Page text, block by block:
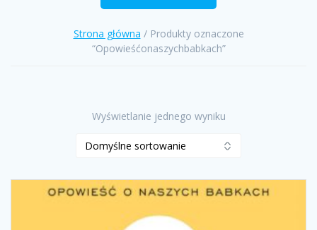
Strona główna / Produkty oznaczone
“Opowieśćonaszychbabkach”
Wyświetlanie jednego wyniku